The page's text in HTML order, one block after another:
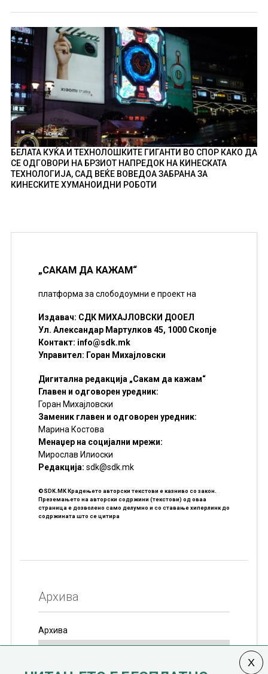
БЕЛАТА КУЌА И ТЕХНОЛОШКИТЕ ГИГАНТИ ВО СПОР КАКО ДА
СЕ ОДГОВОРИ НА БРЗИОТ НАПРЕДОК НА КИНЕСКАТА
ТЕХНОЛОГИЈА, САД ВЕЌЕ ВОВЕДОА ЗАБРАНА ЗА
КИНЕСКИТЕ ХУМАНОИДНИ РОБОТИ
„САКАМ ДА КАЖАМ“
платформа за слободоумни е проект на
Издавач: СДК МИХАЈЛОВСКИ ДООЕЛ
Ул. Александар Мартулков 45, 1000 Скопје
Контакт: info@sdk.mk
Управител: Горан Михајловски
Дигитална редакција „Сакам да кажам“
Главен и одговорен уредник:
Горан Михајловски
Заменик главен и одговорен уредник:
Марина Костова
Менаџер на социјални мрежи:
Мирослав Илиоски
Редакцијa: sdk@sdk.mk
©SDK.MK Крадењето авторски текстови е казниво со закон.
Преземањето на авторски содржини (текстови) од оваа
страница е дозволено само делумно и со ставање хиперлинк до
содржината што се цитира
Архива
Архива